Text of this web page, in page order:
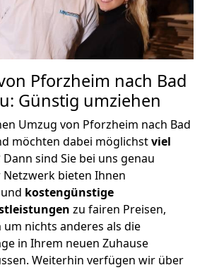
Pforzheim nach Bad
Günstig umziehen
Umzug von Pforzheim nach Bad
möchten dabei möglichstviel
Dann sind Sie bei uns genau
bieten Ihnen
und kostengünstige
zu fairen Preisen,
um nichts anderes als die
in Ihrem neuen Zuhause
Weiterhin verfügen wir über